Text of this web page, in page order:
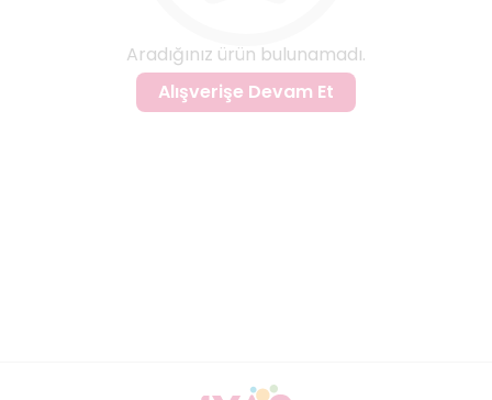
Aradığınız ürün bulunamadı.
Alışverişe Devam Et